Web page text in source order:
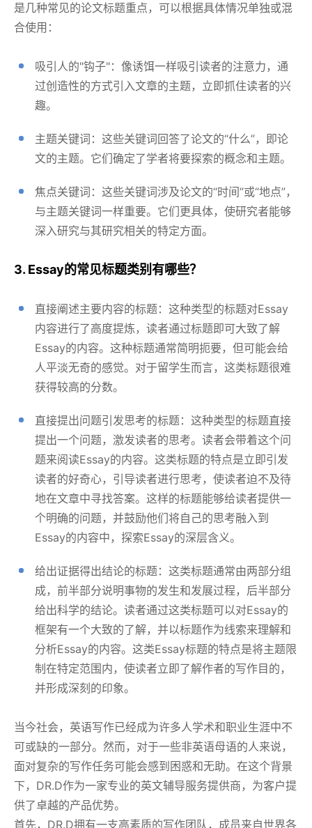
是几种常见的论文标题重点，可以根据具体情况单独或混
合使用：
吸引人的"钩子"：像诱饵一样吸引读者的注意力，通
过创造性的方式引入文章的主题，立即抓住读者的兴
趣。
主题关键词：这些关键词回答了论文的“什么”，即论
文的主题。它们确定了学者将要探索的概念和主题。
焦点关键词：这些关键词涉及论文的“时间”或“地点”，
与主题关键词一样重要。它们更具体，使研究者能够
深入研究与其研究相关的特定方面。
3. Essay的常见标题类别有哪些？
直接阐述主要内容的标题：这种类型的标题对Essay
内容进行了高度提炼，读者通过标题即可大致了解
Essay的内容。这种标题通常简明扼要，但可能会给
人平淡无奇的感觉。对于留学生而言，这类标题很难
获得较高的分数。
直接提出问题引发思考的标题：这种类型的标题直接
提出一个问题，激发读者的思考。读者会带着这个问
题来阅读Essay的内容。这类标题的特点是立即引发
读者的好奇心，引导读者进行思考，使读者迫不及待
地在文章中寻找答案。这样的标题能够给读者提供一
个明确的问题，并鼓励他们将自己的思考融入到
Essay的内容中，探索Essay的深层含义。
给出证据得出结论的标题：这类标题通常由两部分组
成，前半部分说明事物的发生和发展过程，后半部分
给出科学的结论。读者通过这类标题可以对Essay的
框架有一个大致的了解，并以标题作为线索来理解和
分析Essay的内容。这类Essay标题的特点是将主题限
制在特定范围内，使读者立即了解作者的写作目的，
并形成深刻的印象。
当今社会，英语写作已经成为许多人学术和职业生涯中不
可或缺的一部分。然而，对于一些非英语母语的人来说，
面对复杂的写作任务可能会感到困惑和无助。在这个背景
下，DR.D作为一家专业的英文辅导服务提供商，为客户提
供了卓越的产品优势。
首先，DR.D拥有一支高素质的写作团队，成员来自世界各